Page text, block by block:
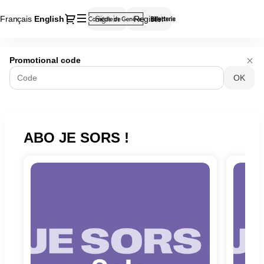
Français Current
English Dialog
Sign in Register
Promotional code
OK
Genève
ABO JE SORS !